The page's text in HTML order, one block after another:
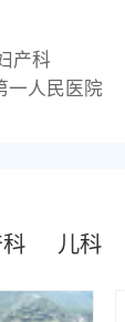
产科
一人民医院
儿科